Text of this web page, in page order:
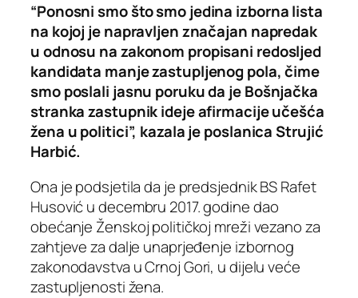
“Ponosni smo što smo jedina izborna lista
na kojoj je napravljen značajan napredak
u odnosu na zakonom propisani redosljed
kandidata manje zastupljenog pola, čime
smo poslali jasnu poruku da je Bošnjačka
stranka zastupnik ideje afirmacije učešća
žena u politici”, kazala je poslanica Strujić
Harbić.
Ona je podsjetila da je predsjednik BS Rafet
Husović u decembru 2017. godine dao
obećanje Ženskoj političkoj mreži vezano za
zahtjeve za dalje unaprjeđenje izbornog
zakonodavstva u Crnoj Gori, u dijelu veće
zastupljenosti žena.